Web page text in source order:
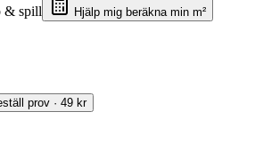
& spill
Hjälp mig beräkna min m²
prov · 49 kr